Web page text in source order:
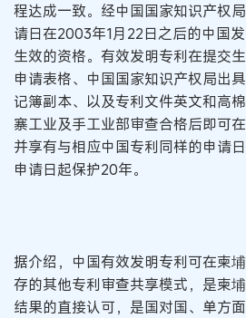
程达成一致。经中国国家知识产权
请日在2003年1月22日之后的中国
生效的资格。有效发明专利在提交
申请表格、中国国家知识产权局出
记簿副本、以及专利文件英文和高
寨工业及手工业部审查合格后即可
并享有与相应中国专利同样的申请
申请日起保护20年。
据介绍，中国有效发明专利可在柬
存的其他专利审查共享模式，是柬
结果的直接认可，是国对国、单方